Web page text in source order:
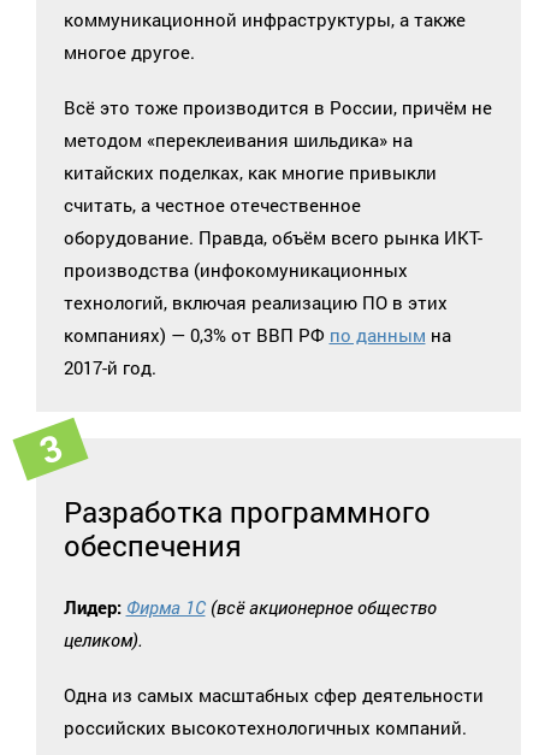
коммуникационной инфраструктуры, а также
многое другое.
Всё это тоже производится в России, причём не
методом «переклеивания шильдика» на
китайских поделках, как многие привыкли
считать, а честное отечественное
оборудование. Правда, объём всего рынка ИКТ-
производства (инфокомуникационных
технологий, включая реализацию ПО в этих
компаниях) — 0,3% от ВВП РФ по данным на
2017-й год.
Разработка программного
обеспечения
Лидер: Фирма 1С(всё акционерное общество
целиком).
Одна из самых масштабных сфер деятельности
российских высокотехнологичных компаний.